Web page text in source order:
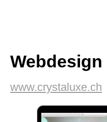
Webdesign
www.crystaluxe.ch